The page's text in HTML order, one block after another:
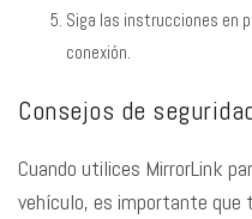
Siga las instrucciones en
conexión.
Consejos de
Cuando utilices MirrorLink
vehículo, es importante que